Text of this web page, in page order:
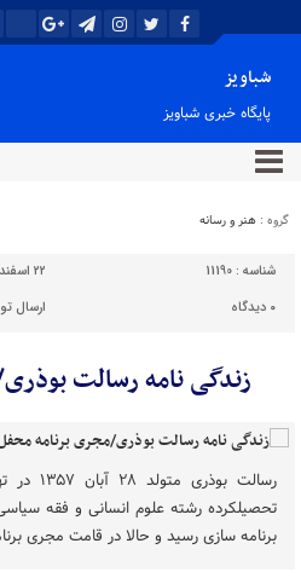
شباویز
پایگاه خبری شباویز
گروه : هنر و رسانه
شناسه : 11190
۲۲ اسفند ۱۴۰۲ - ۲۰:۲۱
۰ دیدگاه ارسال
زندگی نامه رسالت
رسالت
تحصیلکرده رشته علوم انسانی و فقه
برنامه سازی رسید و حالا در قامت مجری